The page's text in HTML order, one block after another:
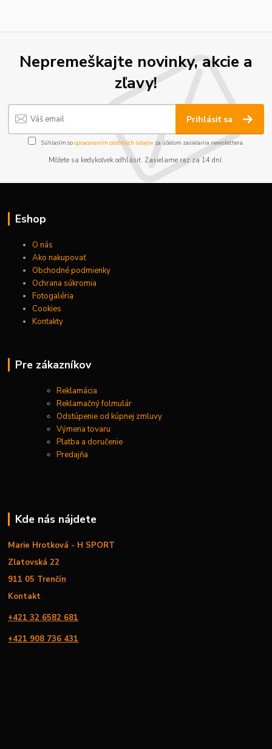
Nepremeškajte novinky, akcie a
zľavy!
Prihlásiť sa
Súhlasím sospracovaním osobných údajov za účelom zasielania newslettera.
Môžete sa kedykoľvek odhlásiť. Zasielame raz za 14 dní.
Eshop
O nás
Ako nakupovať
Obchodné podmienky
Ochrana súkromia
Fotogaléria
Cookies
Kontakty
Pre zákazníkov
Reklamácia
Reklamačný folmulár
Odstúpenie od kúpnej zmluvy
Výmena tovaru
Platba a doručenie
Predajňa
Kde nás nájdete
Marie Hrotková - H SPORT
Zlatovská 22
911 05 Trenčín
Kontakt
+421 32 6582 681
+421 908 736 431